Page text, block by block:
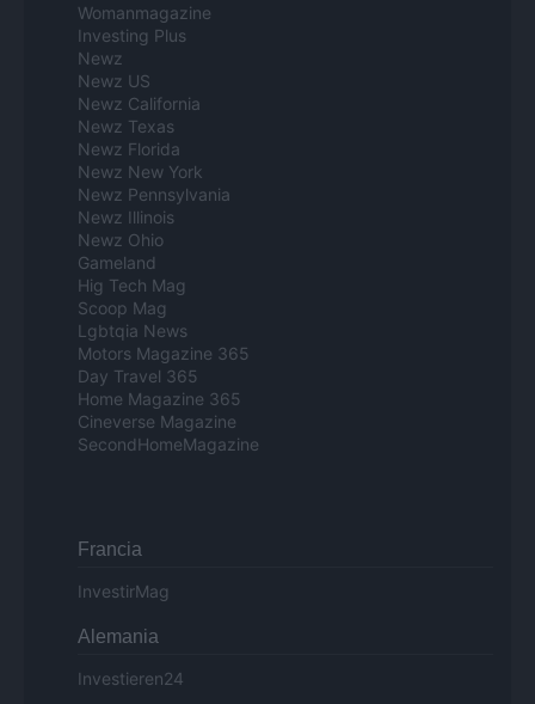
Womanmagazine
Investing Plus
Newz
Newz US
Newz California
Newz Texas
Newz Florida
Newz New York
Newz Pennsylvania
Newz Illinois
Newz Ohio
Gameland
Hig Tech Mag
Scoop Mag
Lgbtqia News
Motors Magazine 365
Day Travel 365
Home Magazine 365
Cineverse Magazine
SecondHomeMagazine
Francia
InvestirMag
Alemania
Investieren24